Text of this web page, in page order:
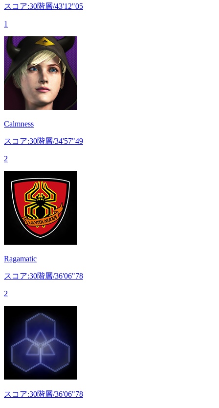
スコア:30階層/43'12"05
1
Calmness
スコア:30階層/34'57"49
2
Ragamatic
スコア:30階層/36'06"78
2
スコア:30階層/36'06"78